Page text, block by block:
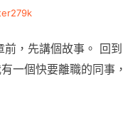
前，先講個故事。 回
一個快要離職的同事